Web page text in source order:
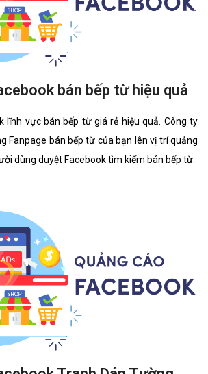
bán bếp từ hiệu quả
lĩnh vực bán bếp từ giá rẻ hiệu quả. Công ty
Fanpage bán bếp từ của bạn lên vị trí quảng
dùng duyệt Facebook tìm kiếm bán bếp từ.